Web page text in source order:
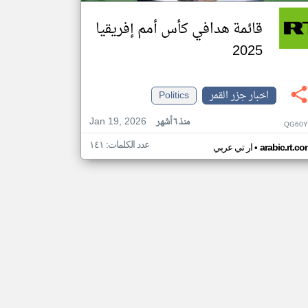
قائمة هدافي كأس أمم إفريقيا
2025
اخبار جزر القمر
Politics
Jan 19, 2026
منذ ٦ أشهر
ار تي عربي• عدد الكلمات: ١٤١